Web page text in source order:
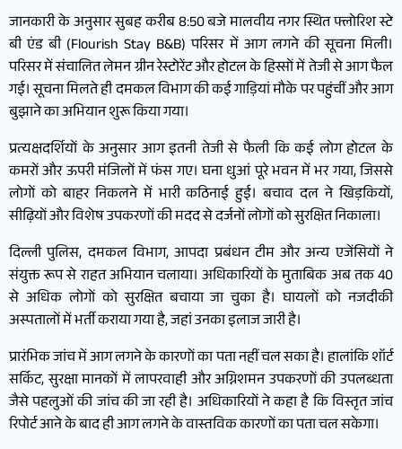
जानकारी के अनुसार सुबह करीब 8:50 बजे मालवीय नगर स्थित फ्लोरिश स्टे
बी एंड बी (Flourish Stay B&B) परिसर में आग लगने की सूचना मिली।
परिसर में संचालित लेमन ग्रीन रेस्टोरेंट और होटल के हिस्सों में तेजी से आग फैल
गई। सूचना मिलते ही दमकल विभाग की कई गाड़ियां मौके पर पहुंचीं और आग
बुझाने का अभियान शुरू किया गया।
प्रत्यक्षदर्शियों के अनुसार आग इतनी तेजी से फैली कि कई लोग होटल के
कमरों और ऊपरी मंजिलों में फंस गए। घना धुआं पूरे भवन में भर गया, जिससे
लोगों को बाहर निकलने में भारी कठिनाई हुई। बचाव दल ने खिड़कियों,
सीढ़ियों और विशेष उपकरणों की मदद से दर्जनों लोगों को सुरक्षित निकाला।
दिल्ली पुलिस, दमकल विभाग, आपदा प्रबंधन टीम और अन्य एजेंसियों ने
संयुक्त रूप से राहत अभियान चलाया। अधिकारियों के मुताबिक अब तक 40
से अधिक लोगों को सुरक्षित बचाया जा चुका है। घायलों को नजदीकी
अस्पतालों में भर्ती कराया गया है, जहां उनका इलाज जारी है।
प्रारंभिक जांच में आग लगने के कारणों का पता नहीं चल सका है। हालांकि शॉर्ट
सर्किट, सुरक्षा मानकों में लापरवाही और अग्निशमन उपकरणों की उपलब्धता
जैसे पहलुओं की जांच की जा रही है। अधिकारियों ने कहा है कि विस्तृत जांच
रिपोर्ट आने के बाद ही आग लगने के वास्तविक कारणों का पता चल सकेगा।